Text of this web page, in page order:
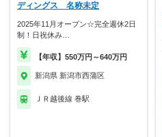
ディングス 名称未定
2025年11月オープン☆完全週休2日
制！日祝休み…
【年収】550万円～640万円
新潟県 新潟市西蒲区
ＪＲ越後線 巻駅